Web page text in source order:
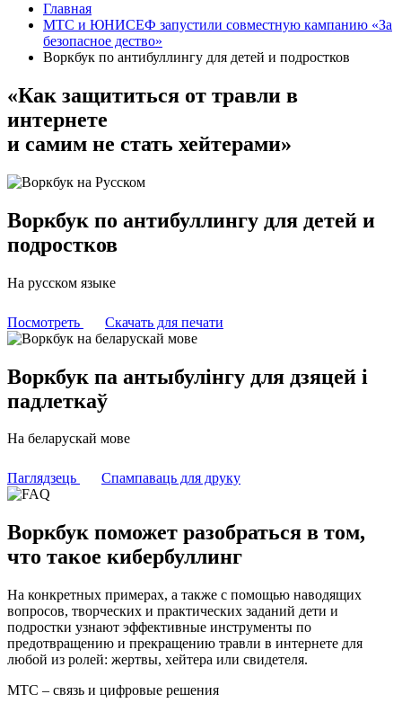
Главная
МТС и ЮНИСЕФ запустили совместную кампанию «За
безопасное дество»
Воркбук по антибуллингу для детей и подростков
«Как защититься от травли в
интернете
и самим не стать хейтерами»
Воркбук по антибуллингу для детей и
подростков
На русском языке
Посмотреть Скачать для печати
Воркбук па антыбулінгу для дзяцей і
падлеткаў
На беларускай мове
Паглядзець Спампаваць для друку
Воркбук поможет разобраться в том,
что такое кибербуллинг
На конкретных примерах, а также с помощью наводящих
вопросов, творческих и практических заданий дети и
подростки узнают эффективные инструменты по
предотвращению и прекращению травли в интернете для
любой из ролей: жертвы, хейтера или свидетеля.
МТС – связь и цифровые решения